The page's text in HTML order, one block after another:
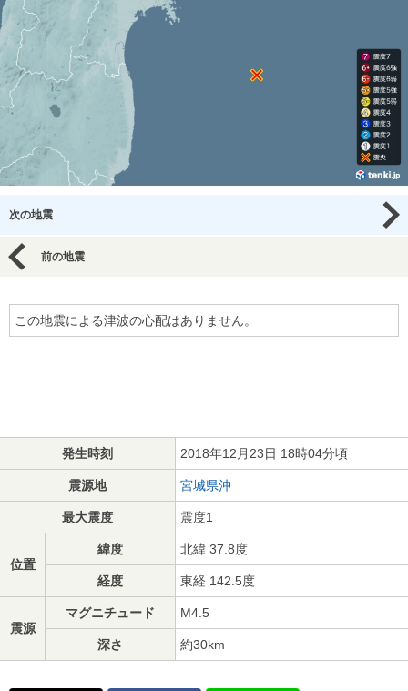
次の地震
前の地震
この地震による津波の心配はありません。
発生時刻 2018年12月23日 18時04分頃
震源地 宮城県沖
最大震度 震度1
位置
緯度 北緯 37.8度
経度 東経 142.5度
震源
マグニチュード M4.5
深さ 約30km